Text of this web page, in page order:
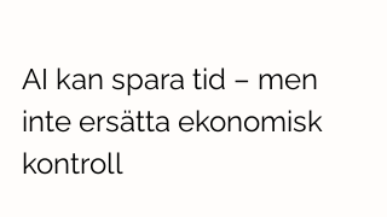
AI kan spara tid – men
inte ersätta ekonomisk
kontroll